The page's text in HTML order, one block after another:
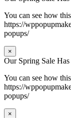
You can see how
https://
popups/
×
Our Spring Sale Has
You can see how
https://
popups/
×